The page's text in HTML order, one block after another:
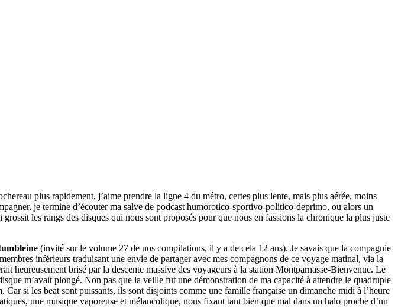
plus rapidement, j’aime prendre la ligne 4 du métro, certes plus lente, mais plus aérée, moins
je termine d’écouter ma salve de podcast humorotico-sportivo-politico-deprimo, ou alors un
les rangs des disques qui nous sont proposés pour que nous en fassions la chronique la plus juste
(invité sur le volume 27 de nos compilations, il y a de cela 12 ans). Je savais que la compagnie
inférieurs traduisant une envie de partager avec mes compagnons de ce voyage matinal, via la
brisé par la descente massive des voyageurs à la station Montparnasse-Bienvenue. Le
m’avait plongé. Non pas que la veille fut une démonstration de ma capacité à attendre le quadruple
Car si les beat sont puissants, ils sont disjoints comme une famille française un dimanche midi à l’heure
une musique vaporeuse et mélancolique, nous fixant tant bien que mal dans un halo proche d’un